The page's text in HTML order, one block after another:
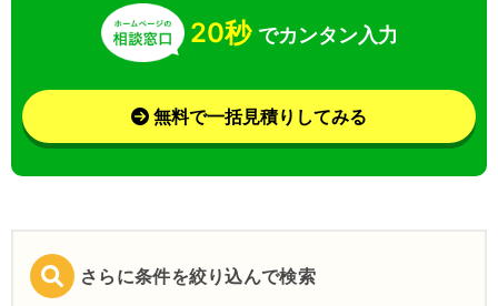
20秒 でカンタン入力
無料で一括見積りしてみる
さらに条件を絞り込んで検索